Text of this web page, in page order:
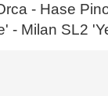
- Hase
- Milan SL2